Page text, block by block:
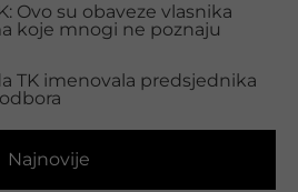
Najnovije
Ovo su obaveze vlasnika
koje mnogi ne poznaju
TK imenovala predsjednika